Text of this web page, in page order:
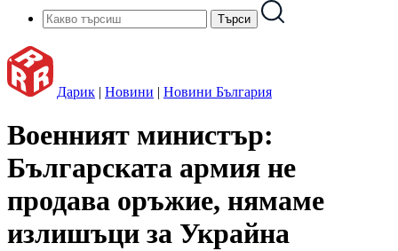
Дарик | Новини | Новини България
Военният министър:
Българската армия не
продава оръжие, нямаме
излишъци за Украйна